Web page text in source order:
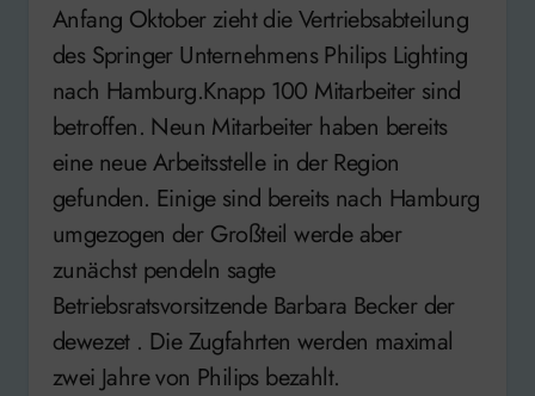
Anfang Oktober zieht die Vertriebsabteilung
des Springer Unternehmens Philips Lighting
nach Hamburg.Knapp 100 Mitarbeiter sind
betroffen. Neun Mitarbeiter haben bereits
eine neue Arbeitsstelle in der Region
gefunden. Einige sind bereits nach Hamburg
umgezogen der Großteil werde aber
zunächst pendeln sagte
Betriebsratsvorsitzende Barbara Becker der
dewezet . Die Zugfahrten werden maximal
zwei Jahre von Philips bezahlt.